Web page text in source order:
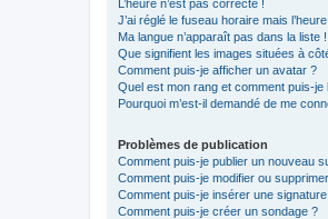
L’heure n’est pas correcte !
J’ai réglé le fuseau horaire mais
Ma langue n’apparaît pas dans la liste !
Que signifient les images situées à
Comment puis-je afficher un avatar ?
Quel est mon rang et comment puis-je
Pourquoi m’est-il demandé de me
Problèmes de publication
Comment puis-je publier un nouveau
Comment puis-je modifier ou
Comment puis-je insérer une
Comment puis-je créer un sondage ?